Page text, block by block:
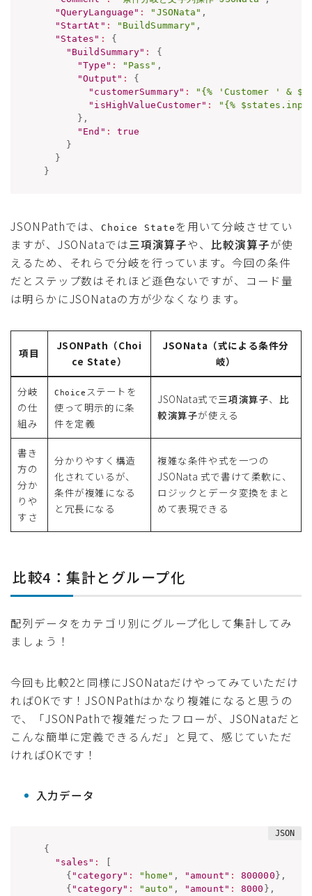
"QueryLanguage" : "JSONata" ,
"StartAt" : "BuildSummary" ,
"States" :
{
"BuildSummary" :
{
"Type" : "Pass" ,
"Output" :
{
"customerSummary" :
"{% 'Customer ' &
"isHighValueCustomer" :
"{%
} ,
"End" :
true
}
}
}
JSONPathでは、 Choice State を用いて分岐させてい
ますが、JSONataでは三項演算子や、 比較演算子が使
えるため、それらで分岐を行っています。今回の条件
だとステップ数はそれほど遜色ないですが、コード量
は明らかにJSONataの方が少なくなります。
項目
JSONPath（Choi
ce State）
JSONata（式による条件分
岐）
分岐
の仕
組み
Choice ステートを
使って明示的に条
件を定義
JSONata式で三項演算子、 比
較演算子が使える
書き
方の
分か
りや
すさ
分かりやすく構造
化されているが、
条件が複雑になる
と冗長になる
複雑な条件や式を一つの
JSONata 式で書けて柔軟に、
ロジックとデータ変換をまと
めて表現できる
比較4：集計とグループ化
配列データをカテゴリ別にグループ化して集計してみ
ましょう！
今回も比較2と同様にJSONataだけやってみていただけ
ればOKです！JSONPathはかなり複雑になると思うの
で、「JSONPathで複雑だったフローが、JSONataだと
こんな簡単に定義できるんだ」と見て、感じていただ
ければOKです！
入力データ
{
"sales" :
{ "category" : "home" , "amount" : 800000 } ,
{ "category" : "auto" , "amount" : 8000 } ,